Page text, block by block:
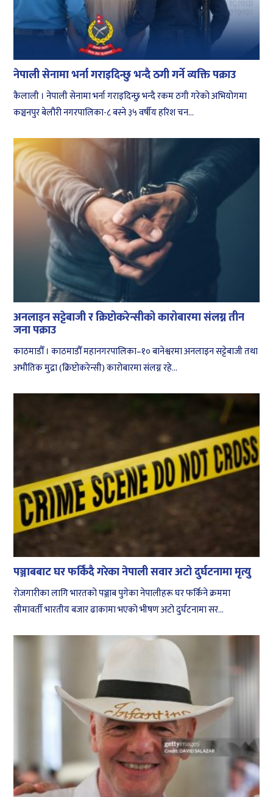
नेपाली सेनामा भर्ना गराइदिन्छु भन्दै ठगी गर्ने व्यक्ति पक्राउ
कैलाली । नेपाली सेनामा भर्ना गराइदिन्छु भन्दै रकम ठगी गरेको अभियोगमा
कञ्चनपुर बेलौरी नगरपालिका-८ बस्ने ३५ वर्षीय हरिश चन...
अनलाइन सट्टेबाजी र क्रिप्टोकरेन्सीको कारोबारमा संलग्न तीन
जना पक्राउ
काठमाडौँ । काठमाडौँ महानगरपालिका–१० बानेश्वरमा अनलाइन सट्टेबाजी तथा
अभौतिक मुद्रा (क्रिप्टोकरेन्सी) कारोबारमा संलग्न रहे...
पञ्जाबबाट घर फर्किंदै गरेका नेपाली सवार अटो दुर्घटनामा मृत्यु
रोजगारीका लागि भारतको पञ्जाब पुगेका नेपालीहरू घर फर्किने क्रममा
सीमावर्ती भारतीय बजार ढाकामा भएको भीषण अटो दुर्घटनामा सर...